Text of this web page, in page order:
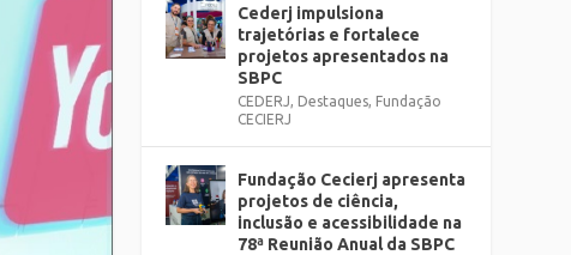
Cederj impulsiona
trajetórias e fortalece
projetos apresentados na
SBPC
CEDERJ, Destaques, Fundação
CECIERJ
Fundação Cecierj apresenta
projetos de ciência,
inclusão e acessibilidade na
78ª Reunião Anual da SBPC